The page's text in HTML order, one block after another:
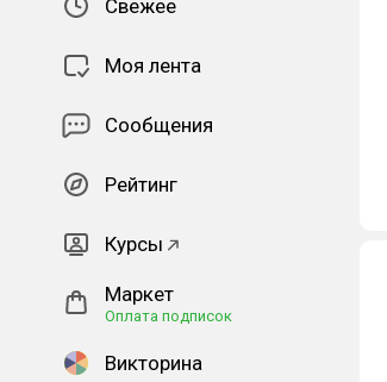
Свежее
Моя лента
Сообщения
Рейтинг
Курсы
Маркет
Оплата подписок
Викторина